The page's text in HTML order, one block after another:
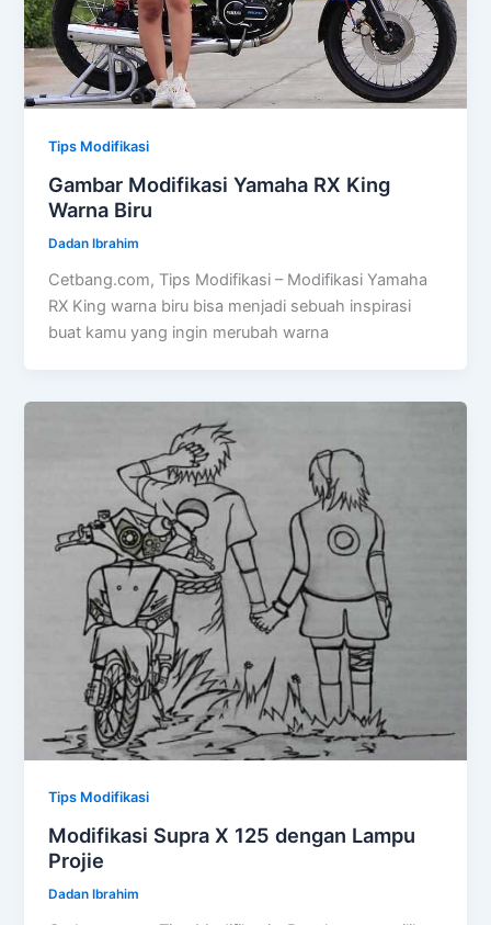
Tips Modifikasi
Gambar Modifikasi Yamaha RX King
Warna Biru
Dadan Ibrahim
Cetbang.com, Tips Modifikasi – Modifikasi Yamaha
RX King warna biru bisa menjadi sebuah inspirasi
buat kamu yang ingin merubah warna
Tips Modifikasi
Modifikasi Supra X 125 dengan Lampu
Projie
Dadan Ibrahim